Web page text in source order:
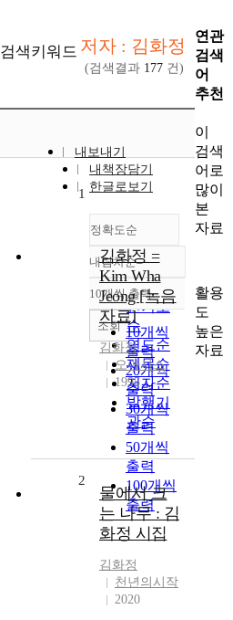
검색키워드 저자 : 김화정
(검색결과 177 건)
내보내기
내책장담기
한글로보기
정확도순
정확도
순
인기도
순
연도순
제목순
저자순
발행기
관순
내림차순
내림차순
10개씩 출력
10개씩
출력
20개씩
출력
30개씩
출력
50개씩
출력
100개씩
출력
조회
1
김화정 =
Kim Wha
Jeong [녹음
자료]
김화정
오아시스
1995
2
물에서 크
는 나무 : 김
화정 시집
김화정
천년의시작
2020
연관
검색
어
추천
이
검색
어로
많이
본
자료
활용
도
높은
자료